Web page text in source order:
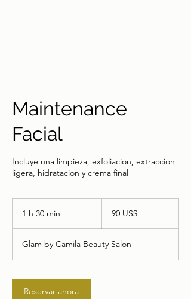
Maintenance
Facial
Incluye una limpieza, exfoliacion, extraccion
ligera, hidratacion y crema final
1 h 30 min
0
i
n
estadounidenses
90 US$
Glam by Camila Beauty Salon
Reservar ahora